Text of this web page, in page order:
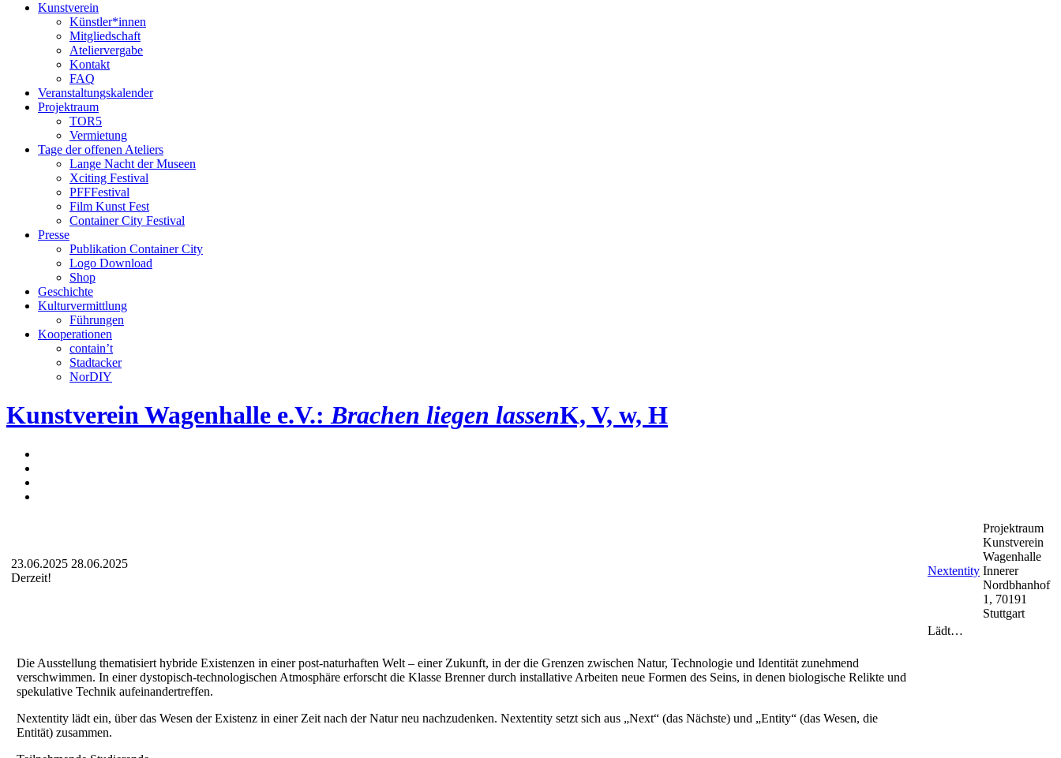
Kunstverein
Künstler*innen
Mitgliedschaft
Ateliervergabe
Kontakt
FAQ
Veranstaltungskalender
Projektraum
TOR5
Vermietung
Tage der offenen Ateliers
Lange Nacht der Museen
Xciting Festival
PFFFestival
Film Kunst Fest
Container City Festival
Presse
Publikation Container City
Logo Download
Shop
Geschichte
Kulturvermittlung
Führungen
Kooperationen
contain’t
Stadtacker
NorDIY
Kunstverein Wagenhalle e.V.:Brachen liegen lassenK, V, w, H
23.06.2025 28.06.2025
Derzeit!
Nextentity
Projektraum
Kunstverein
Wagenhalle
Innerer
Nordbhanhof
1, 70191
Stuttgart
Lädt…
Die Ausstellung thematisiert hybride Existenzen in einer post-naturhaften Welt – einer Zukunft, in der die Grenzen zwischen Natur, Technologie und Identität zunehmend
verschwimmen. In einer dystopisch-technologischen Atmosphäre erforscht die Klasse Brenner durch installative Arbeiten neue Formen des Seins, in denen biologische Relikte und
spekulative Technik aufeinandertreffen.
Nextentity lädt ein, über das Wesen der Existenz in einer Zeit nach der Natur neu nachzudenken. Nextentity setzt sich aus „Next“ (das Nächste) und „Entity“ (das Wesen, die
Entität) zusammen.